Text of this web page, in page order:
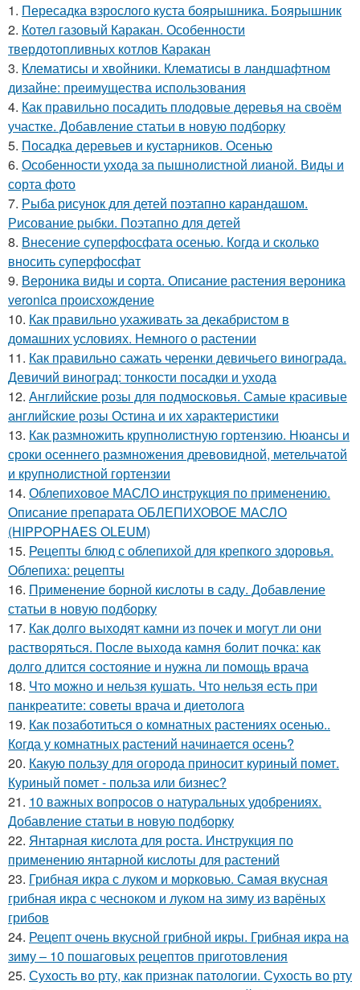
1. Пересадка взрослого куста боярышника. Боярышник
2. Котел газовый Каракан. Особенности
твердотопливных котлов Каракан
3. Клематисы и хвойники. Клематисы в ландшафтном
дизайне: преимущества использования
4. Как правильно посадить плодовые деревья на своём
участке. Добавление статьи в новую подборку
5. Посадка деревьев и кустарников. Осенью
6. Особенности ухода за пышнолистной лианой. Виды и
сорта фото
7. Рыба рисунок для детей поэтапно карандашом.
Рисование рыбки. Поэтапно для детей
8. Внесение суперфосфата осенью. Когда и сколько
вносить суперфосфат
9. Вероника виды и сорта. Описание растения вероника
veronica происхождение
10. Как правильно ухаживать за декабристом в
домашних условиях. Немного о растении
11. Как правильно сажать черенки девичьего винограда.
Девичий виноград: тонкости посадки и ухода
12. Английские розы для подмосковья. Самые красивые
английские розы Остина и их характеристики
13. Как размножить крупнолистную гортензию. Нюансы и
сроки осеннего размножения древовидной, метельчатой
и крупнолистной гортензии
14. Облепиховое МАСЛО инструкция по применению.
Описание препарата ОБЛЕПИХОВОЕ МАСЛО
(HIPPOPHAES OLEUM)
15. Рецепты блюд с облепихой для крепкого здоровья.
Облепиха: рецепты
16. Применение борной кислоты в саду. Добавление
статьи в новую подборку
17. Как долго выходят камни из почек и могут ли они
растворяться. После выхода камня болит почка: как
долго длится состояние и нужна ли помощь врача
18. Что можно и нельзя кушать. Что нельзя есть при
панкреатите: советы врача и диетолога
19. Как позаботиться о комнатных растениях осенью..
Когда у комнатных растений начинается осень?
20. Какую пользу для огорода приносит куриный помет.
Куриный помет - польза или бизнес?
21. 10 важных вопросов о натуральных удобрениях.
Добавление статьи в новую подборку
22. Янтарная кислота для роста. Инструкция по
применению янтарной кислоты для растений
23. Грибная икра с луком и морковью. Самая вкусная
грибная икра с чесноком и луком на зиму из варёных
грибов
24. Рецепт очень вкусной грибной икры. Грибная икра на
зиму – 10 пошаговых рецептов приготовления
25. Сухость во рту, как признак патологии. Сухость во рту